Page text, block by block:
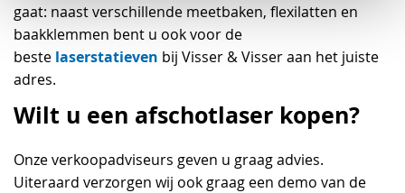
gaat: naast verschillende meetbaken, flexilatten en
baakklemmen bent u ook voor de
beste laserstatieven bij Visser & Visser aan het juiste
adres.
Wilt u een afschotlaser kopen?
Onze verkoopadviseurs geven u graag advies.
Uiteraard verzorgen wij ook graag een demo van de